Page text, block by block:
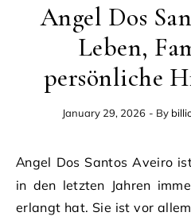
Angel Dos
Leben,
persönliche
January 29, 2026 - By
Angel Dos Santos Aveiro ist eine Persönlichkeit, die
in den letzten Jahren
erlangt hat. Sie ist vor